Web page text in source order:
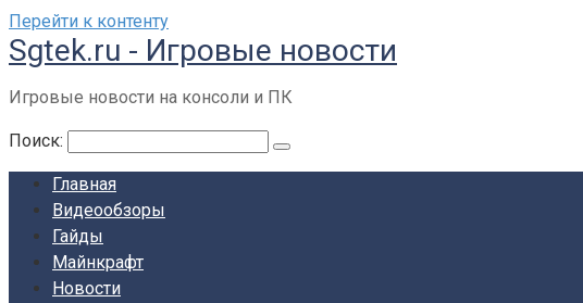
Перейти к контенту
Sgtek.ru - Игровые новости
Игровые новости на консоли и ПК
Поиск:
Главная
Видеообзоры
Гайды
Майнкрафт
Новости